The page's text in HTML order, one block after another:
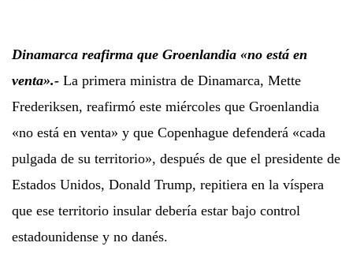
Dinamarca reafirma que Groenlandia «no está en
venta».- La primera ministra de Dinamarca, Mette
Frederiksen, reafirmó este miércoles que Groenlandia
«no está en venta» y que Copenhague defenderá «cada
pulgada de su territorio», después de que el presidente de
Estados Unidos, Donald Trump, repitiera en la víspera
que ese territorio insular debería estar bajo control
estadounidense y no danés.